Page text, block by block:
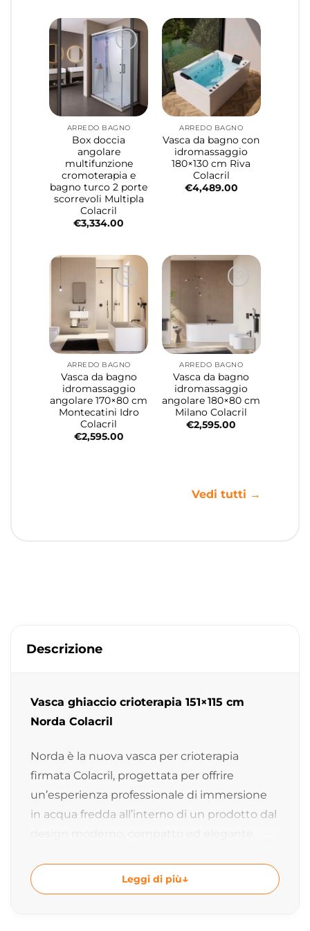
ARREDO BAGNO
Box doccia
angolare
multifunzione
cromoterapia e
bagno turco 2 porte
scorrevoli Multipla
Colacril
€3,334.00
ARREDO BAGNO
Vasca da bagno con
idromassaggio
180×130 cm Riva
Colacril
€4,489.00
ARREDO BAGNO
Vasca da bagno
idromassaggio
angolare 170×80 cm
Montecatini Idro
Colacril
€2,595.00
ARREDO BAGNO
Vasca da bagno
idromassaggio
angolare 180×80 cm
Milano Colacril
€2,595.00
Vedi tutti →
Descrizione
Vasca ghiaccio crioterapia 151×115 cm
Norda Colacril
Norda è la nuova vasca per crioterapia
firmata Colacril, progettata per offrire
un’esperienza professionale di immersione
in acqua fredda all’interno di un prodotto dal
utenti privati che desiderano integrare la
terapia del freddo nella propria routine
Leggi di più